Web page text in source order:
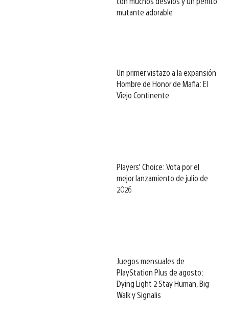
mutante adorable
Un primer vistazo a la expansión
Hombre de Honor de Mafia: El
Viejo Continente
Players’ Choice: Vota por el
mejor lanzamiento de julio de
2026
Juegos mensuales de
PlayStation Plus de agosto:
Dying Light 2 Stay Human, Big
Walk y Signalis